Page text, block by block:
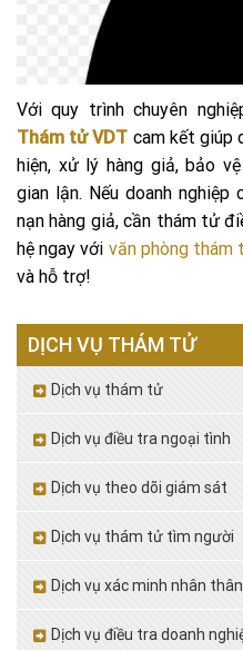
Với quy trình chuyên
Thám tử VDT cam kết giúp
hiện, xử lý hàng giả, bảo
gian lận. Nếu doanh
nạn hàng giả, cần thám tử
hệ ngay với văn phòng thám
và hỗ trợ!
DỊCH VỤ THÁM TỬ
Dịch vụ thám tử
Dịch vụ điều tra ngoại tình
Dịch vụ theo dõi giám sát
Dịch vụ thám tử tìm người
Dịch vụ xác minh nhân thân
Dịch vụ điều tra doanh